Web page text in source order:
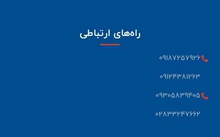
راه‌های ارتباطی
09187257926
09124381263
09305839405
02833247662